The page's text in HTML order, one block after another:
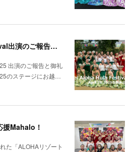
🌺Lei Aloha Hula Festival出演のご報告と御礼🌺
出演のご報告と御礼
のステージにお越…
Mahalo！
た「ALOHAリゾート